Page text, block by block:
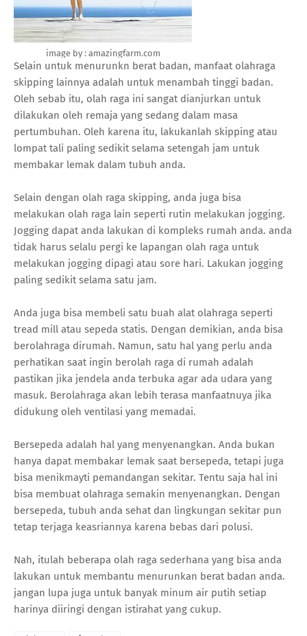
image by : amazingfarm.com
Selain untuk menurunkn berat badan, manfaat olahraga
skipping lainnya adalah untuk menambah tinggi badan.
Oleh sebab itu, olah raga ini sangat dianjurkan untuk
dilakukan oleh remaja yang sedang dalam masa
pertumbuhan. Oleh karena itu, lakukanlah skipping atau
lompat tali paling sedikit selama setengah jam untuk
membakar lemak dalam tubuh anda.
Selain dengan olah raga skipping, anda juga bisa
melakukan olah raga lain seperti rutin melakukan jogging.
Jogging dapat anda lakukan di kompleks rumah anda. anda
tidak harus selalu pergi ke lapangan olah raga untuk
melakukan jogging dipagi atau sore hari. Lakukan jogging
paling sedikit selama satu jam.
Anda juga bisa membeli satu buah alat olahraga seperti
tread mill atau sepeda statis. Dengan demikian, anda bisa
berolahraga dirumah. Namun, satu hal yang perlu anda
perhatikan saat ingin berolah raga di rumah adalah
pastikan jika jendela anda terbuka agar ada udara yang
masuk. Berolahraga akan lebih terasa manfaatnuya jika
didukung oleh ventilasi yang memadai.
Bersepeda adalah hal yang menyenangkan. Anda bukan
hanya dapat membakar lemak saat bersepeda, tetapi juga
bisa menikmayti pemandangan sekitar. Tentu saja hal ini
bisa membuat olahraga semakin menyenangkan. Dengan
bersepeda, tubuh anda sehat dan lingkungan sekitar pun
tetap terjaga keasriannya karena bebas dari polusi.
Nah, itulah beberapa olah raga sederhana yang bisa anda
lakukan untuk membantu menurunkan berat badan anda.
jangan lupa juga untuk banyak minum air putih setiap
harinya diiringi dengan istirahat yang cukup.